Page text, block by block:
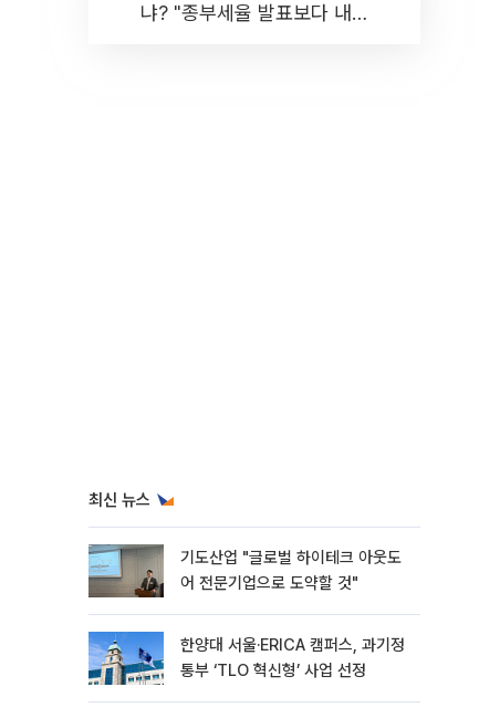
냐? "종부세율 발표보다 내릴
최신 뉴스
기도산업 "글로벌 하이테크 아웃도
어 전문기업으로 도약할 것"
한양대 서울·ERICA 캠퍼스, 과기정
통부 ‘TLO 혁신형’ 사업 선정